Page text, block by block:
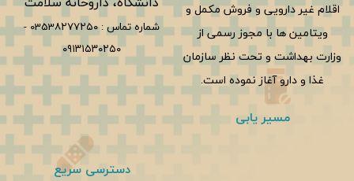
اقلام غیر دارویی و فروش مکمل و
ویتامین ها با مجوز رسمی از
وزارت بهداشت و تحت نظر سازمان
غذا و دارو آغاز نموده است.
شماره تماس :0353۸۲۷۷۲۵۰ -
۰۹۱۳۱۵۳۰۲۵۰
مسیر یابی
دسترسی سریع